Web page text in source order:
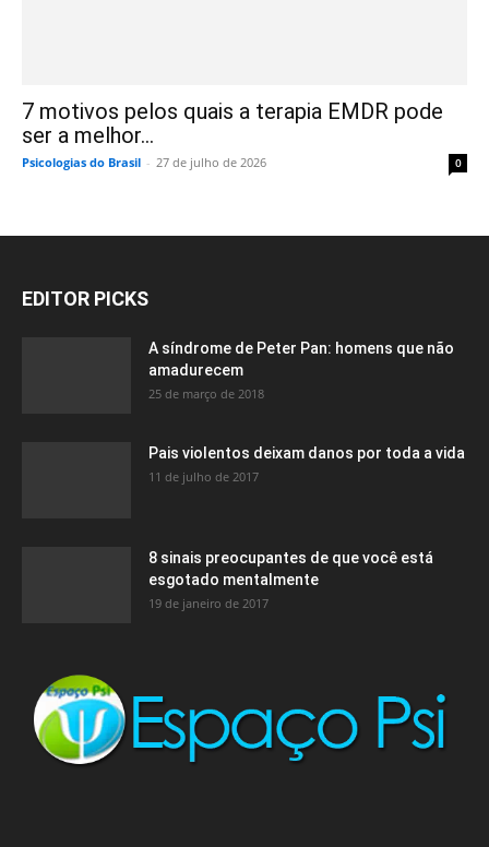
7 motivos pelos quais a terapia EMDR pode
ser a melhor...
Psicologias do Brasil - 27 de julho de 2026 0
EDITOR PICKS
A síndrome de Peter Pan: homens que não
amadurecem
25 de março de 2018
Pais violentos deixam danos por toda a vida
11 de julho de 2017
8 sinais preocupantes de que você está
esgotado mentalmente
19 de janeiro de 2017